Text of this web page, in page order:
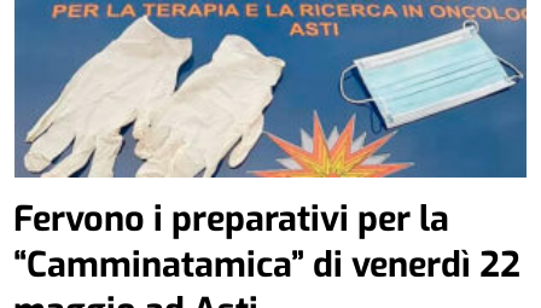
Fervono i preparativi per la
“Camminatamica” di venerdì 22